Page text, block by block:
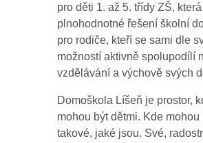
pro děti 1. až 5. třídy ZŠ,
plnohodnotné řešení školní
pro rodiče, kteří se sami dle
možností aktivně spolupodílí
vzdělávání a výchově svých
Domoškola Líšeň je prostor,
mohou být dětmi. Kde mohou
takové, jaké jsou. Své,